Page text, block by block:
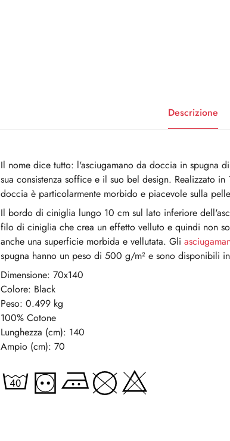
Descrizione
Il nome dice tutto: l'asciugamano da doccia in spugna
sua consistenza soffice e il suo bel design. Realizzato
doccia è particolarmente morbido e piacevole sulla
Il bordo di ciniglia lungo 10 cm sul lato inferiore
filo di ciniglia che crea un effetto velluto e quindi non
anche una superficie morbida e vellutata. Gli
spugna hanno un peso di 500 g/m² e sono disponibili
Dimensione: 70x140
Colore: Black
Peso: 0.499 kg
100% Cotone
Lunghezza (cm): 140
Ampio (cm): 70